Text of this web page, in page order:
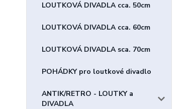
LOUTKOVÁ DIVADLA cca. 50cm
LOUTKOVÁ DIVADLA cca. 60cm
LOUTKOVÁ DIVADLA sca. 70cm
POHÁDKY pro loutkové divadlo
ANTIK/RETRO - LOUTKY a
DIVADLA